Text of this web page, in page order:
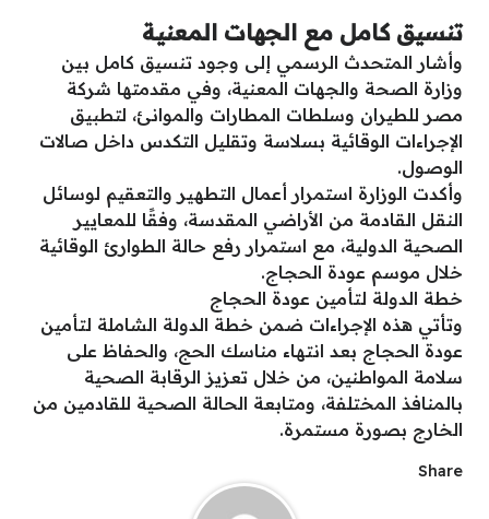
تنسيق كامل مع الجهات المعنية
وأشار المتحدث الرسمي إلى وجود تنسيق كامل بين
وزارة الصحة والجهات المعنية، وفي مقدمتها شركة
مصر للطيران وسلطات المطارات والموانئ، لتطبيق
الإجراءات الوقائية بسلاسة وتقليل التكدس داخل صالات
الوصول.
وأكدت الوزارة استمرار أعمال التطهير والتعقيم لوسائل
النقل القادمة من الأراضي المقدسة، وفقًا للمعايير
الصحية الدولية، مع استمرار رفع حالة الطوارئ الوقائية
خلال موسم عودة الحجاج.
خطة الدولة لتأمين عودة الحجاج
وتأتي هذه الإجراءات ضمن خطة الدولة الشاملة لتأمين
عودة الحجاج بعد انتهاء مناسك الحج، والحفاظ على
سلامة المواطنين، من خلال تعزيز الرقابة الصحية
بالمنافذ المختلفة، ومتابعة الحالة الصحية للقادمين من
الخارج بصورة مستمرة.
Share